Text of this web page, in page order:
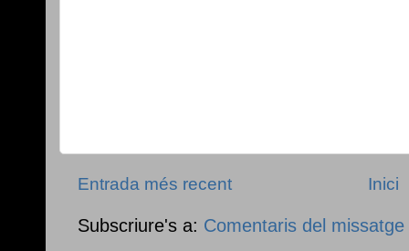
Entrada més recent Inici
Subscriure's a: Comentaris del